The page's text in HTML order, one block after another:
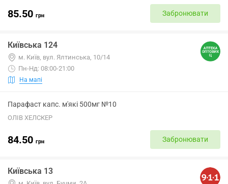
85.50 грн Забронювати
Київська 124
м. Київ, вул. Ялтинська, 10/14
Пн-Нд: 08:00-21:00
На мапі
Парафаст капс. м'які 500мг №10
ОЛІВ ХЕЛСКЕР
84.50 грн Забронювати
Київська 13